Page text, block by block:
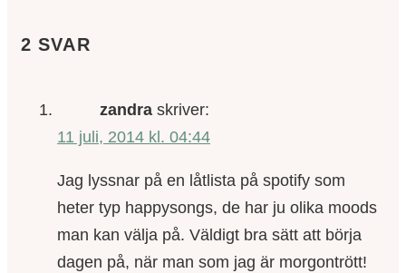
2 SVAR
zandra skriver:
11 juli, 2014 kl. 04:44
Jag lyssnar på en låtlista på spotify som
heter typ happysongs, de har ju olika moods
man kan välja på. Väldigt bra sätt att börja
dagen på, när man som jag är morgontrött!